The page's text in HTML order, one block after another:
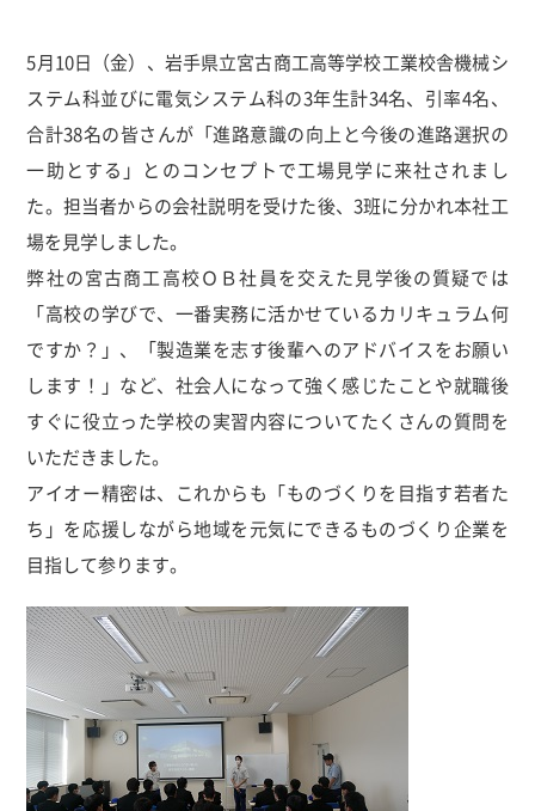
5月10日（金）、岩手県立宮古商工高等学校工業校舎機械シ
ステム科並びに電気システム科の3年生計34名、引率4名、
合計38名の皆さんが「進路意識の向上と今後の進路選択の
一助とする」とのコンセプトで工場見学に来社されまし
た。担当者からの会社説明を受けた後、3班に分かれ本社工
場を見学しました。
弊社の宮古商工高校ＯＢ社員を交えた見学後の質疑では
「高校の学びで、一番実務に活かせているカリキュラム何
ですか？」、「製造業を志す後輩へのアドバイスをお願い
します！」など、社会人になって強く感じたことや就職後
すぐに役立った学校の実習内容についてたくさんの質問を
いただきました。
アイオー精密は、これからも「ものづくりを目指す若者た
ち」を応援しながら地域を元気にできるものづくり企業を
目指して参ります。